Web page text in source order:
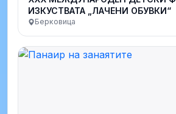
ИЗКУСТВАТА „ЛАЧЕНИ ОБУВКИ“
Берковица